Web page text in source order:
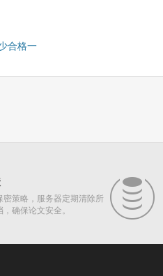
合格一
密策略，服务器定期清除所
确保论文安全。